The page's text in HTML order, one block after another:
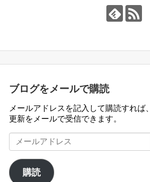
ブログをメールで購読
メールアドレスを記入して購読すれば、
更新をメールで受信できます。
メ
ー
ア
ド
購読